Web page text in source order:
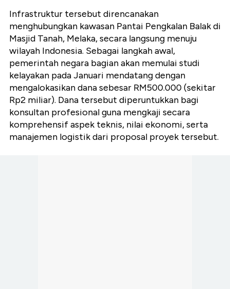
Infrastruktur tersebut direncanakan
menghubungkan kawasan Pantai Pengkalan Balak di
Masjid Tanah, Melaka, secara langsung menuju
wilayah Indonesia. Sebagai langkah awal,
pemerintah negara bagian akan memulai studi
kelayakan pada Januari mendatang dengan
mengalokasikan dana sebesar RM500.000 (sekitar
Rp2 miliar). Dana tersebut diperuntukkan bagi
konsultan profesional guna mengkaji secara
komprehensif aspek teknis, nilai ekonomi, serta
manajemen logistik dari proposal proyek tersebut.